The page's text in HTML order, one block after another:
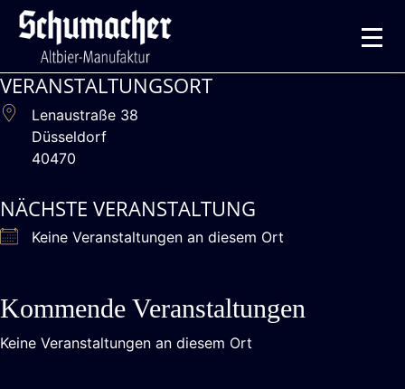
VERANSTALTUNGSORT
Lenaustraße 38
Düsseldorf
40470
NÄCHSTE VERANSTALTUNG
Keine Veranstaltungen an diesem Ort
Kommende Veranstaltungen
Keine Veranstaltungen an diesem Ort